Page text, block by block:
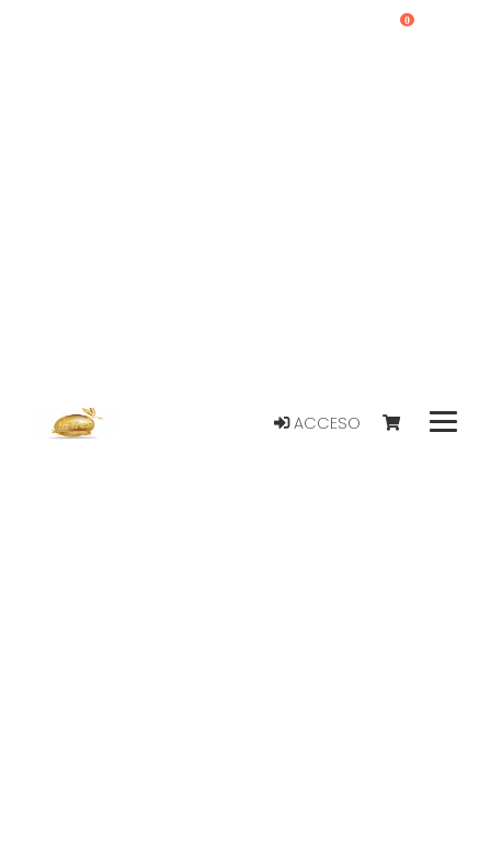
ACCESO
0